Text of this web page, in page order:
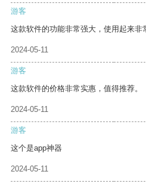
游客
这款软件的功能非常强大，使用起来非
2024-05-11
游客
这款软件的价格非常实惠，值得推荐。
2024-05-11
游客
这个是app神器
2024-05-11